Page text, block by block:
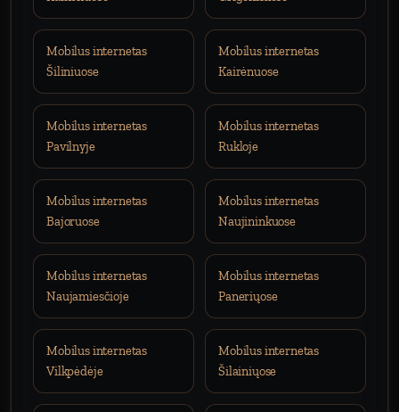
Mobilus internetas
Šiliniuose
Mobilus internetas
Kairėnuose
Mobilus internetas
Pavilnyje
Mobilus internetas
Rukloje
Mobilus internetas
Bajoruose
Mobilus internetas
Naujininkuose
Mobilus internetas
Naujamiesčioje
Mobilus internetas
Paneriųose
Mobilus internetas
Vilkpėdėje
Mobilus internetas
Šilainiųose